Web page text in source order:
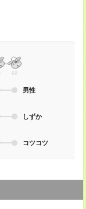
60
男性
しずか
コツコツ